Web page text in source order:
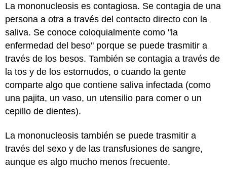
La mononucleosis es contagiosa. Se contagia de una
persona a otra a través del contacto directo con la
saliva. Se conoce coloquialmente como "la
enfermedad del beso" porque se puede trasmitir a
través de los besos. También se contagia a través de
la tos y de los estornudos, o cuando la gente
comparte algo que contiene saliva infectada (como
una pajita, un vaso, un utensilio para comer o un
cepillo de dientes).
La mononucleosis también se puede trasmitir a
través del sexo y de las transfusiones de sangre,
aunque es algo mucho menos frecuente.